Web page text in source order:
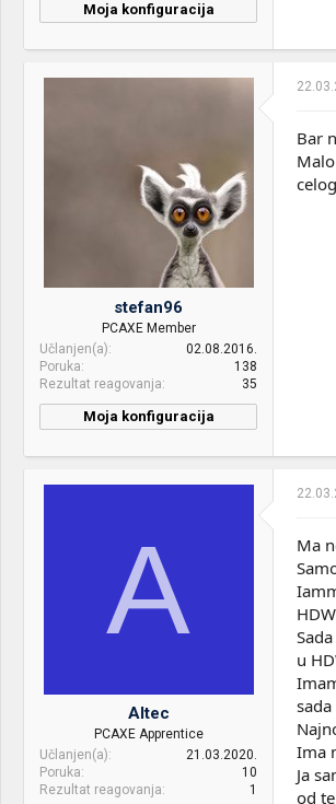
Moja konfiguracija
Name:
Ryzen 5 2600 + Arctic
2x8GB DDR4 HyperX Fury
3200Mhz
GTX 1050 TI
Dell P2421D
HDD:
Samsung 500GB 860 EVO +
WD Black 1TB + Hitachi 1TB
MS Cyclops V + 3x Arctic
F12 Rev 2 (120mm PWM)
PSU:
SAMA Armor 80+ Gold -
Mice &
Revoltec FightMouse Elite
OS & Browser: Windows 10 + Linux
stefan96
PCAXE Member
Učlanjen(a)
02.08.2016.
Poruka
138
Rezultat reagovanja
35
Moja konfiguracija
VGA & cooler: Asus strix 1080ti
Display: Aoc Q3279VWFD8
Corsair mp 500 240gb
Mice &
keyboard:
Cooler Master devastator 3
Internet:
Bar
A
Altec
PCAXE Apprentice
Učlanjen(a)
21.03.2020.
Poruka
10
Rezultat reagovanja
1
Ma
u
Ima
Ja
od